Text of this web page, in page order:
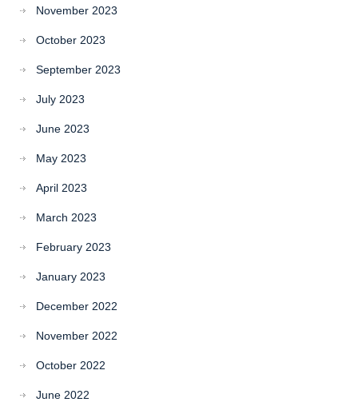
November 2023
October 2023
September 2023
July 2023
June 2023
May 2023
April 2023
March 2023
February 2023
January 2023
December 2022
November 2022
October 2022
June 2022